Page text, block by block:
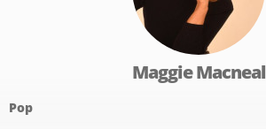
Maggie Macneal
Pop